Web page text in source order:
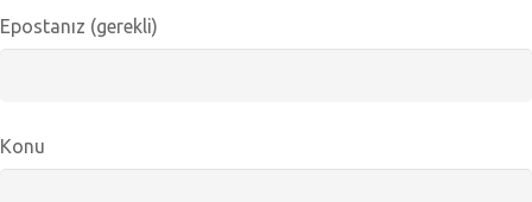
Epostanız (gerekli)
Konu